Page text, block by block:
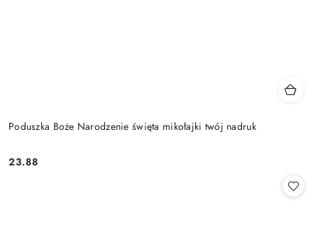
Poduszka Boże Narodzenie święta mikołajki twój nadruk
Cena:
23.88